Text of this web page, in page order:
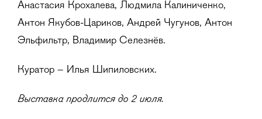
Анастасия Крохалева, Людмила Калиниченко,
Антон Якубов-Цариков, Андрей Чугунов, Антон
Эльфильтр, Владимир Селезнёв.
Куратор – Илья Шипиловских.
Выставка продлится до 2 июля.